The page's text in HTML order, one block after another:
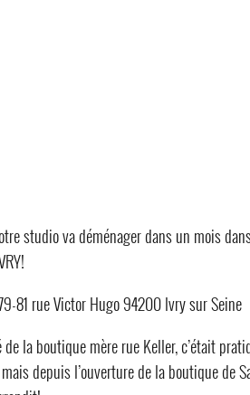
studio va déménager dans un mois
81 rue Victor Hugo 94200 Ivry sur Seine
la boutique mère rue Keller, c’était
depuis l’ouverture de la boutique de